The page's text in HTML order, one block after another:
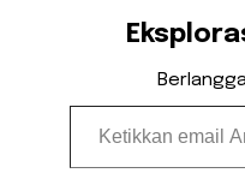
Ketikkan email Anda...